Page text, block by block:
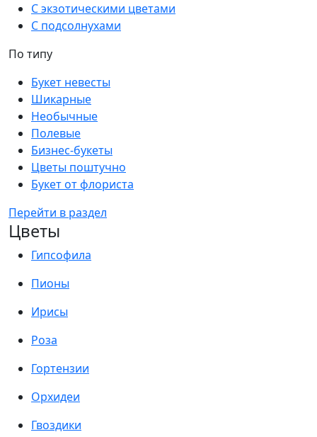
С экзотическими цветами
С подсолнухами
По типу
Букет невесты
Шикарные
Необычные
Полевые
Бизнес-букеты
Цветы поштучно
Букет от флориста
Перейти в раздел
Цветы
Гипсофила
Пионы
Ирисы
Роза
Гортензии
Орхидеи
Гвоздики